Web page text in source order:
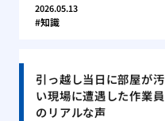
2026.05.13
知識
引っ越し当日に部屋が汚
い現場に遭遇した作業員
のリアルな声